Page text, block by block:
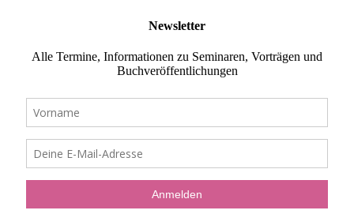
Newsletter
Alle Termine, Informationen zu Seminaren, Vorträgen und
Buchveröffentlichungen